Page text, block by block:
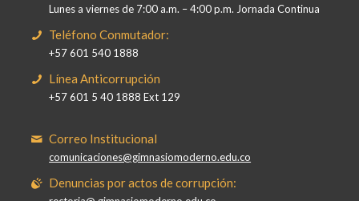
Lunes a viernes de 7:00 a.m. – 4:00 p.m. Jornada Continua
Teléfono Conmutador:
+57 601 540 1888
Línea Anticorrupción
+57 601 5 40 1888 Ext 129
Correo Institucional
comunicaciones@gimnasiomoderno.edu.co
Denuncias por actos de corrupción: